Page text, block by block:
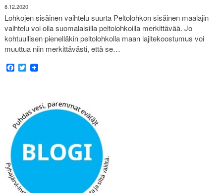
8.12.2020
Lohkojen sisäinen vaihtelu suurta Peltolohkon sisäinen maalajin
vaihtelu voi olla suomalaisilla peltolohkoilla merkittävää. Jo
kohtuullisen pienelläkin peltolohkolla maan lajitekoostumus voi
muuttua niin merkittävästi, että se…
Facebook
Twitter